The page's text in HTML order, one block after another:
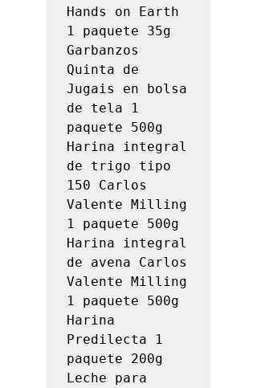
Hands on Earth
1 paquete 35g
Garbanzos
Quinta de
Jugais en bolsa
de tela 1
paquete 500g
Harina integral
de trigo tipo
150 Carlos
Valente Milling
1 paquete 500g
Harina integral
de avena Carlos
Valente Milling
1 paquete 500g
Harina
Predilecta 1
paquete 200g
Leche para